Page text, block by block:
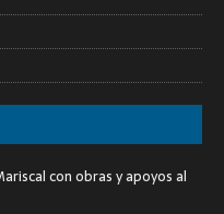
con obras y apoyos al